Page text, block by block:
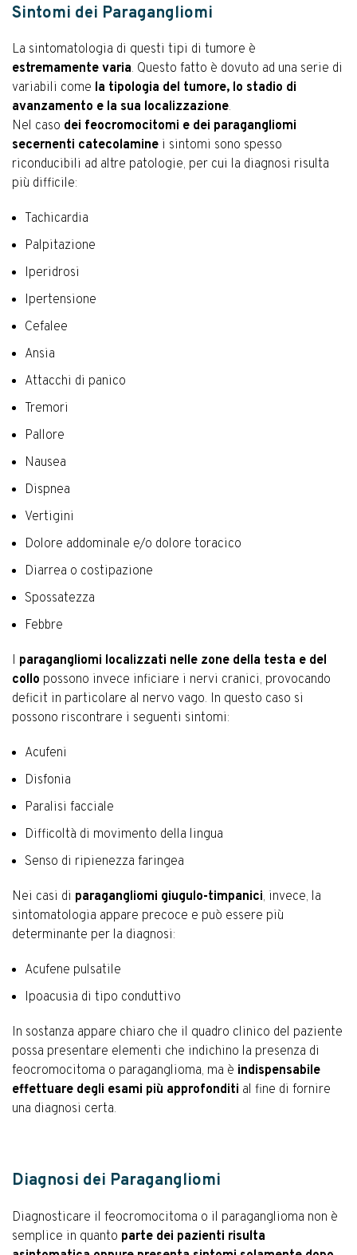
Sintomi dei Paragangliomi
La sintomatologia di questi tipi di tumore è
estremamente varia. Questo fatto è dovuto ad una serie di
variabili come la tipologia del tumore, lo stadio di
avanzamento e la sua localizzazione.
Nel caso dei feocromocitomi e dei paragangliomi
secernenti catecolamine i sintomi sono spesso
riconducibili ad altre patologie, per cui la diagnosi risulta
più difficile:
Tachicardia
Palpitazione
Iperidrosi
Ipertensione
Cefalee
Ansia
Attacchi di panico
Tremori
Pallore
Nausea
Dispnea
Vertigini
Dolore addominale e/o dolore toracico
Diarrea o costipazione
Spossatezza
Febbre
I paragangliomi localizzati nelle zone della testa e del
collo possono invece inficiare i nervi cranici, provocando
deficit in particolare al nervo vago. In questo caso si
possono riscontrare i seguenti sintomi:
Acufeni
Disfonia
Paralisi facciale
Difficoltà di movimento della lingua
Senso di ripienezza faringea
Nei casi di paragangliomi giugulo-timpanici, invece, la
sintomatologia appare precoce e può essere più
determinante per la diagnosi:
Acufene pulsatile
Ipoacusia di tipo conduttivo
In sostanza appare chiaro che il quadro clinico del paziente
possa presentare elementi che indichino la presenza di
feocromocitoma o paraganglioma, ma è indispensabile
effettuare degli esami più approfonditi al fine di fornire
una diagnosi certa.
Diagnosi dei Paragangliomi
Diagnosticare il feocromocitoma o il paraganglioma non è
semplice in quanto parte dei pazienti risulta